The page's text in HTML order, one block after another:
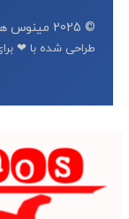
© 2025 مینوس هوم. تمامی حقوق محفوظ است.
طراحی شده با ❤